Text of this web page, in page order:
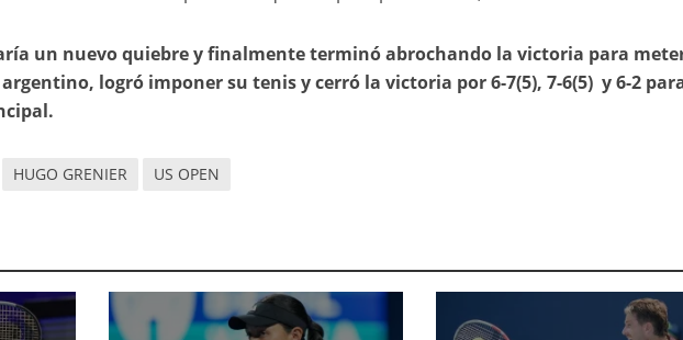
un nuevo quiebre y finalmente terminó abrochando la victoria para
logró imponer su tenis y cerró la victoria por 6-7(5), 7-6(5) y 6-2
HUGO GRENIER US OPEN